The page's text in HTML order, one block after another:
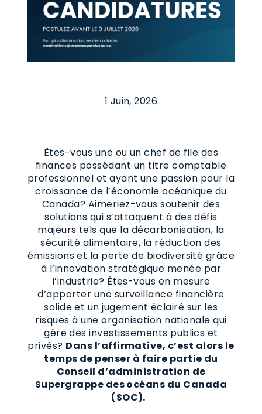
1 Juin, 2026
Êtes-vous une ou un chef de file des
finances possédant un titre comptable
professionnel et ayant une passion pour la
croissance de l’économie océanique du
Canada? Aimeriez-vous soutenir des
solutions qui s’attaquent à des défis
majeurs tels que la décarbonisation, la
sécurité alimentaire, la réduction des
émissions et la perte de biodiversité grâce
à l’innovation stratégique menée par
l’industrie? Êtes-vous en mesure
d’apporter une surveillance financière
solide et un jugement éclairé sur les
risques à une organisation nationale qui
gère des investissements publics et
privés? Dans l’affirmative, c’est alors le
temps de penser à faire partie du
Conseil d’administration de
Supergrappe des océans du Canada
(SOC).